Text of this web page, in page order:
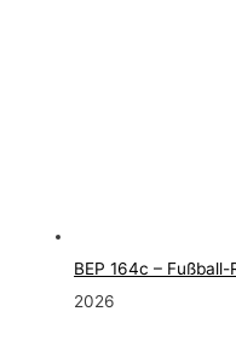
BEP 164c –
2026